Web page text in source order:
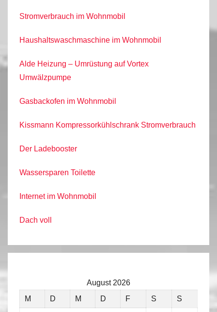
Stromverbrauch im Wohnmobil
Haushaltswaschmaschine im Wohnmobil
Alde Heizung – Umrüstung auf Vortex
Umwälzpumpe
Gasbackofen im Wohnmobil
Kissmann Kompressorkühlschrank Stromverbrauch
Der Ladebooster
Wassersparen Toilette
Internet im Wohnmobil
Dach voll
August 2026
M
D M D F S S